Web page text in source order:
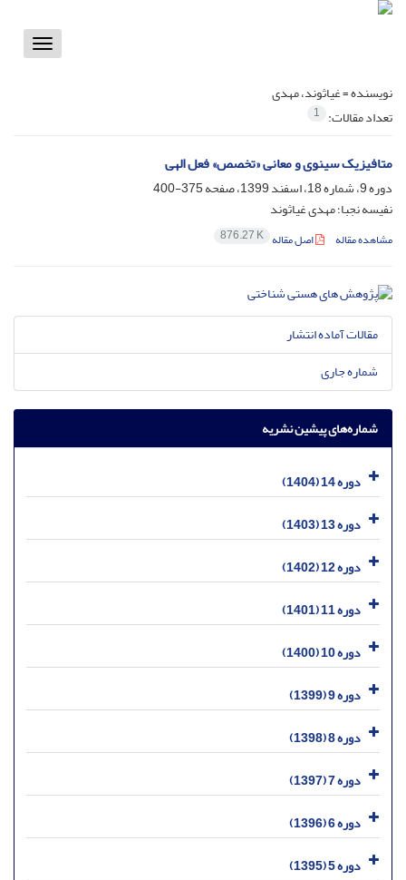
Toggle
نویسنده =غیاثوند، مهدی
تعداد مقالات: 1
متافیزیک سینوی و معانی «تخصص» فعل الهی
دوره 9، شماره 18، اسفند 1399، صفحه
375-400
نفیسه نجبا؛ مهدی غیاثوند
مشاهده مقاله اصل مقاله 876.27 K
مقالات آماده انتشار
شماره جاری
شماره‌های پیشین نشریه
دوره 14 (1404)
دوره 13 (1403)
دوره 12 (1402)
دوره 11 (1401)
دوره 10 (1400)
دوره 9 (1399)
دوره 8 (1398)
دوره 7 (1397)
دوره 6 (1396)
دوره 5 (1395)